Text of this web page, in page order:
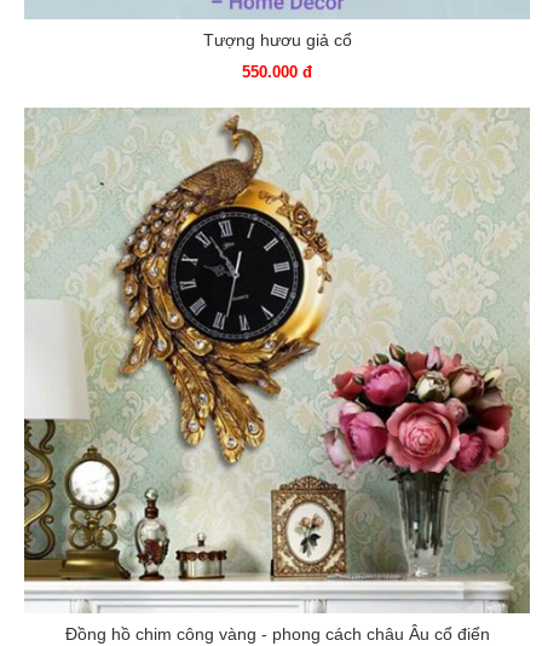
Tượng hươu giả cổ
550.000 đ
Đồng hồ chim công vàng - phong cách châu Âu cổ điển